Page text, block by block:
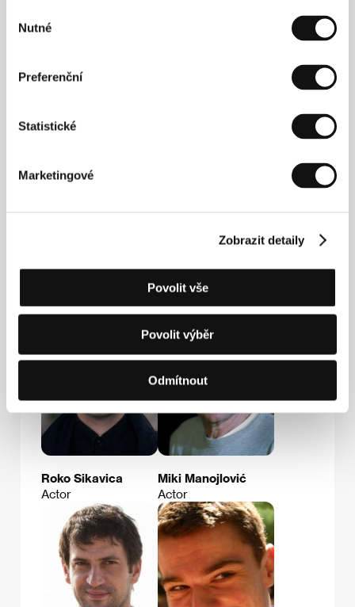
souhlasu
Nutné
Preferenční
Statistické
Marketingové
Zobrazit detaily
Povolit vše
Povolit výběr
Odmítnout
Hosté
David Kapac
Andrija Mardešić
Film Director,
Roko Sikavica
Actor
Miki Manojlović
Actor